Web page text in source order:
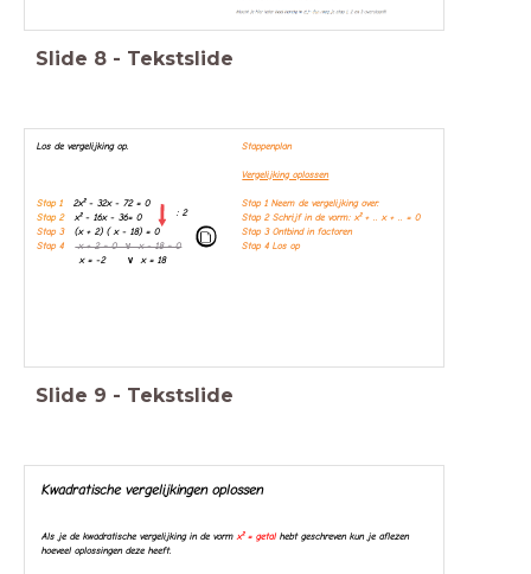
Slide 8 - Tekstslide
Los de vergelijking op.
Stap 1 2x² - 32x - 72 = 0
Stap 2
x² - 16x - 36= 0
Stap 3
(x + 2) ( x - 18) = 0
Stap 4
x + 2 = 0 ∨ x - 18 = 0
x = -2 ∨ x = 18
Stappenplan
Vergelijking oplossen
Stap 1 Neem de vergelijking over.
Stap 2 Schrijf in de vorm: x² + .. x + .. = 0
Stap 3 Ontbind in factoren
Stap 4 Los op
: 2
Slide 9 - Tekstslide
Kwadratische vergelijkingen oplossen
Als je de kwadratische vergelijking in de vormx² = getal hebt geschreven kun je aflezen
hoeveel oplossingen deze heeft.